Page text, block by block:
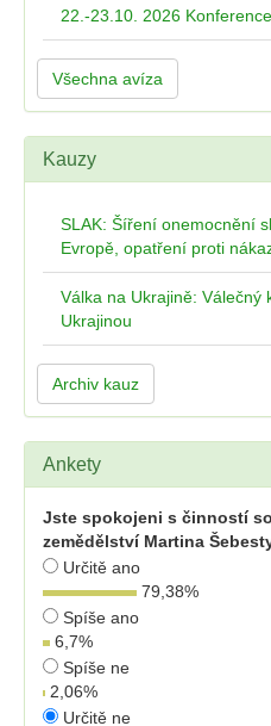
22.-23.10. 2026
Všechna avíza
Kauzy
SLAK: Šíření onemocnění
Evropě, opatření proti
Válka na Ukrajině: Válečný
Ukrajinou
Archiv kauz
Ankety
Jste spokojeni s činností
zemědělství Martina
Určitě ano
79,38%
Spíše ano
6,7%
Spíše ne
2,06%
Určitě ne